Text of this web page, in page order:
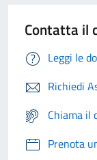
Contatta il
Leggi le
Richiedi
Chiama il
Prenota